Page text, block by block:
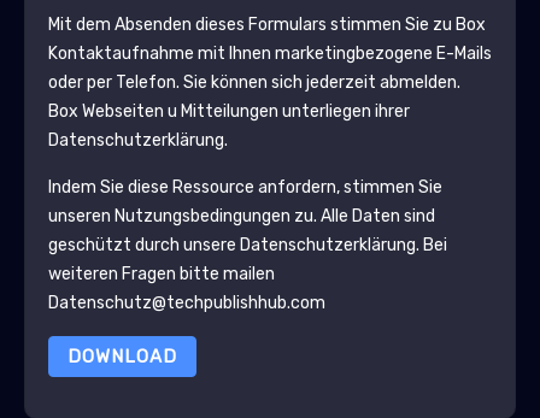
Mit dem Absenden dieses Formulars stimmen Sie zu Box
Kontaktaufnahme mit Ihnen marketingbezogene E-Mails
oder per Telefon. Sie können sich jederzeit abmelden.
Box Webseiten u Mitteilungen unterliegen ihrer
Datenschutzerklärung.
Indem Sie diese Ressource anfordern, stimmen Sie
unseren Nutzungsbedingungen zu. Alle Daten sind
geschützt durch unsere Datenschutzerklärung. Bei
weiteren Fragen bitte mailen
Datenschutz@techpublishhub.com
DOWNLOAD